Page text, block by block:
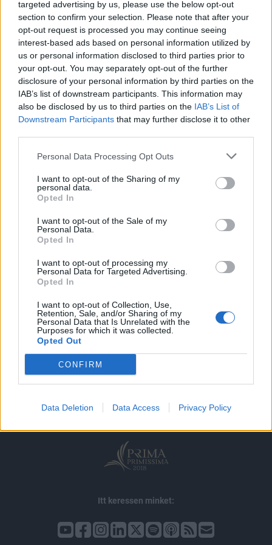
targeted advertising by us, please use the below opt-out
section to confirm your selection. Please note that after your
opt-out request is processed you may continue seeing
interest-based ads based on personal information utilized by
us or personal information disclosed to third parties prior to
your opt-out. You may separately opt-out of the further
disclosure of your personal information by third parties on the
IAB’s list of downstream participants. This information may
also be disclosed by us to third parties on the IAB’s List of
Downstream Participants that may further disclose it to other
Personal Data Processing Opt Outs
I want to opt-out of the Sharing of my
personal data.
Opted In
I want to opt-out of the Sale of my
Personal Data.
Opted In
I want to opt-out of processing my
Personal Data for Targeted Advertising.
Opted In
I want to opt-out of Collection, Use,
Retention, Sale, and/or Sharing of my
Personal Data that Is Unrelated with the
Purposes for which it was collected.
Opted Out
CONFIRM
Data Deletion Data Access Privacy Policy
megjelöléssel a vásárlók a Pick Téliszalámit szokták
felismerni. A bíróság kötelezte a Pini Hungary Kft.-t...
KEDVES OLVASÓNK!
A keresett cikk a portfolio.hu hírarchívumához
tartozik, melynek olvasása előfizetéses
regisztrációhoz kötött.
Az előfizetés a következőket tartalmazza:
Portfolio.hu teljes cikkarchívum
kötéslistái
MÁR ELŐFIZETŐNK VAGY? BEJELENTKEZÉS
© 2026 Portfolio
impresszum
jogi nyilatkozat
kommentkezelés
ÁSZF
Itt keressen minket: